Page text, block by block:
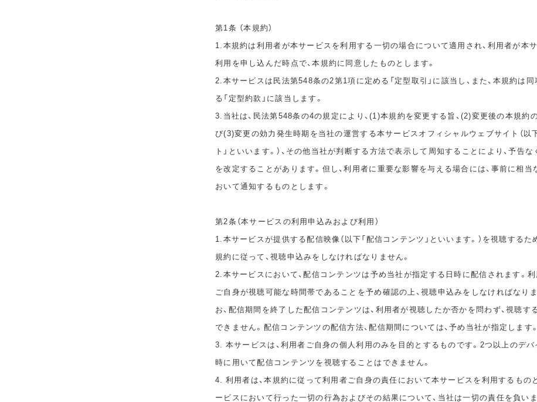
第1条 （本規約）
1.本規約は利用者が本サービスを利用する一切の場合について適用され、利用者が本
利用を申し込んだ時点で、本規約に同意したものとします。
2.本サービスは民法第548条の2第1項に定める「定型取引」に該当し、また、本規約は
る「定型約款」に該当します。
3.当社は、民法第548条の4の規定により、(1)本規約を変更する旨、(2)変更後の本規約
び(3)変更の効力発生時期を当社の運営する本サービスオフィシャルウェブサイト（以
ト」といいます。）、その他当社が判断する方法で表示して周知することにより、予告な
を改定することがあります。但し、利用者に重要な影響を与える場合には、事前に相当
おいて通知するものとします。
第2条（本サービスの利用申込みおよび利用）
1.本サービスが提供する配信映像（以下「配信コンテンツ」といいます。）を視聴するた
規約に従って、視聴申込みをしなければなりません。
2.本サービスにおいて、配信コンテンツは予め当社が指定する日時に配信されます。利
ご自身が視聴可能な時間帯であることを予め確認の上、視聴申込みをしなければなり
お、配信期間を終了した配信コンテンツは、利用者が視聴したか否かを問わず、視聴す
できません。配信コンテンツの配信方法、配信期間については、予め当社が指定します。
3. 本サービスは、利用者ご自身の個人利用のみを目的とするものです。2つ以上のデバ
時に用いて配信コンテンツを視聴することはできません。
4. 利用者は、本規約に従って利用者ご自身の責任において本サービスを利用するもの
ービスにおいて行った一切の行為およびその結果について、当社は一切の責任を負いま